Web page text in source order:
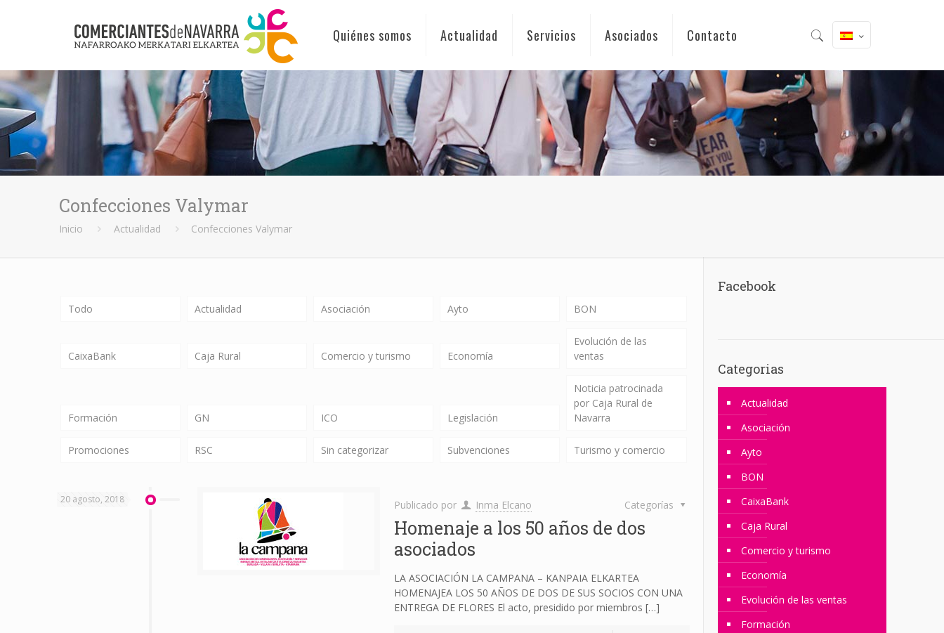
Quiénes somos Actualidad Servicios Asociados Contacto
Confecciones Valymar
Inicio Actualidad Confecciones Valymar
Todo Actualidad Asociación Ayto BON
CaixaBank Caja Rural Comercio y turismo Economía
Evolución de las
ventas
Formación GN ICO Legislación
Noticia patrocinada
por Caja Rural de
Navarra
Promociones RSC Sin categorizar Subvenciones Turismo y comercio
20 agosto, 2018 Publicado por Inma Elcano Categorías
Homenaje a los 50 años de dos
asociados
LA ASOCIACIÓN LA CAMPANA – KANPAIA ELKARTEA
HOMENAJEA LOS 50 AÑOS DE DOS DE SUS SOCIOS CON UNA
ENTREGA DE FLORES El acto, presidido por miembros […]
Facebook
Categorias
Actualidad
Asociación
Ayto
BON
CaixaBank
Caja Rural
Comercio y turismo
Economía
Evolución de las ventas
Formación